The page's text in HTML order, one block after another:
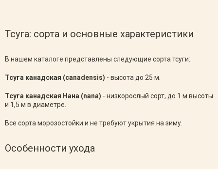
Тсуга: сорта и основные характеристики
В нашем каталоге представлены следующие сорта тсуги:
Тсуга канадская (canadensis) - высота до 25 м.
Тсуга канадская Нана (nana) - низкорослый сорт, до 1 м высоты
и 1,5 м в диаметре.
Все сорта морозостойки и не требуют укрытия на зиму.
Особенности ухода